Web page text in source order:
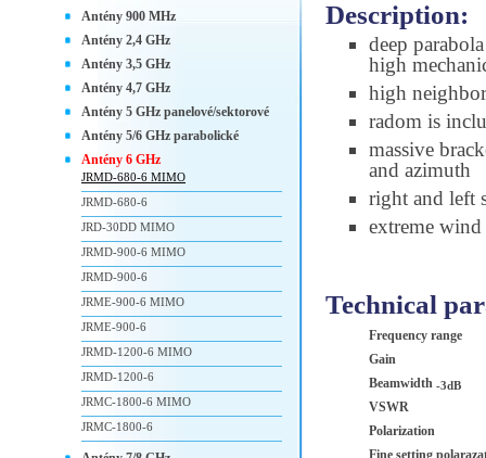
Description:
deep
high
high
radom is
massive
and azimuth
right and left
extreme
Technical
Frequency range
Gain
Beamwidth -3dB
VSWR
Polarization
Fine setting
Antény 900 MHz
Antény 2,4 GHz
Antény 3,5 GHz
Antény 4,7 GHz
Antény 5 GHz panelové/sektorové
Antény 5/6 GHz parabolické
Antény 6 GHz
JRMD-680-6 MIMO
JRMD-680-6
JRD-30DD MIMO
JRMD-900-6 MIMO
JRMD-900-6
JRME-900-6 MIMO
JRME-900-6
JRMD-1200-6 MIMO
JRMD-1200-6
JRMC-1800-6 MIMO
JRMC-1800-6